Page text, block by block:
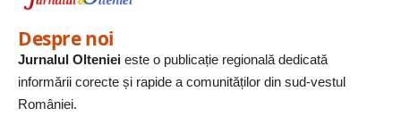
Despre noi
Jurnalul Olteniei este o publicație regională dedicată
informării corecte și rapide a comunităților din sud-vestul
României.